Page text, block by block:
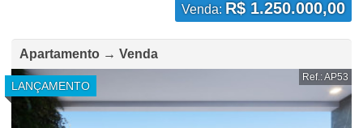
Venda: R$ 1.250.000,00
Apartamento → Venda
LANÇAMENTO
Ref.: AP53